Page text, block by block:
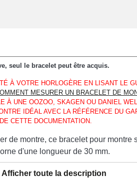
seul le bracelet peut être acquis.
À VOTRE HORLOGÈRE EN LISANT LE
MESURER UN BRACELET DE
À UNE OOZOO, SKAGEN OU DANIEL
IDÉAL AVEC LA RÉFÉRENCE DU
CETTE DOCUMENTATION.
de montre, ce bracelet pour montre
d'une longueur de 30 mm.
bracelet pour montre défectueux ou
Afficher toute la description